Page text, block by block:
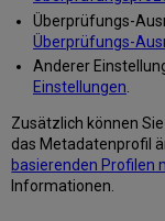
Anzeige
und
des
Zugriffs
auf
globale
im
MD-
Überprüfungs-
Überprüfungs-
Anderer
Einstellungen.
Zusätzlich können
das Metadatenprofil
basierenden Profilen
Informationen.